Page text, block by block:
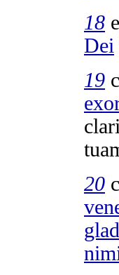
18
Dei
19
20